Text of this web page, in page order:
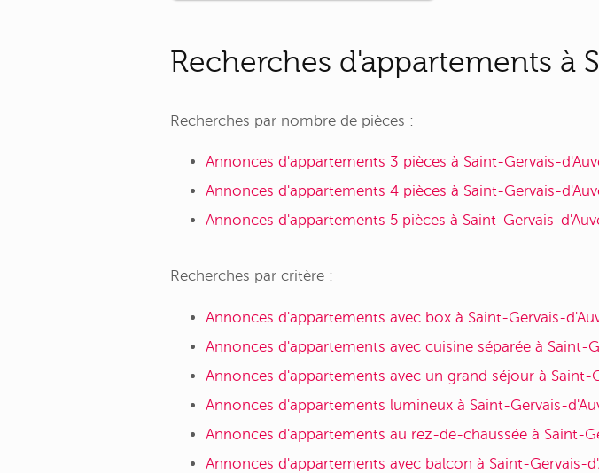
Recherches d'appartements à
Recherches par nombre de pièces :
Annonces d'appartements 3 pièces à Saint-Gervais-
Annonces d'appartements 4 pièces à Saint-Gervais-
Annonces d'appartements 5 pièces à Saint-Gervais-
Recherches par critère :
Annonces d'appartements avec box à Saint-Gervais-
Annonces d'appartements avec cuisine séparée à Saint-
Annonces d'appartements avec un grand séjour à Saint-
Annonces d'appartements lumineux à Saint-Gervais-
Annonces d'appartements au rez-de-chaussée à Saint-
Annonces d'appartements avec balcon à Saint-Gervais-